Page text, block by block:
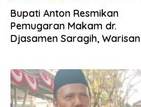
Bupati Anton Resmikan
Pemugaran Makam dr.
Djasamen Saragih, Warisan
Mendatang